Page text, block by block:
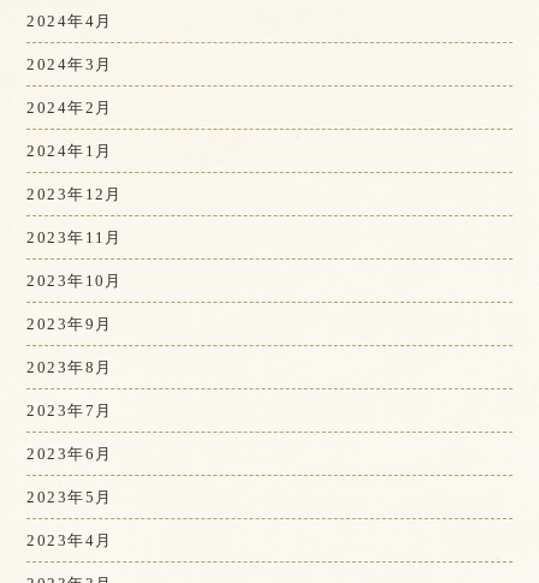
2024年4月
2024年3月
2024年2月
2024年1月
2023年12月
2023年11月
2023年10月
2023年9月
2023年8月
2023年7月
2023年6月
2023年5月
2023年4月